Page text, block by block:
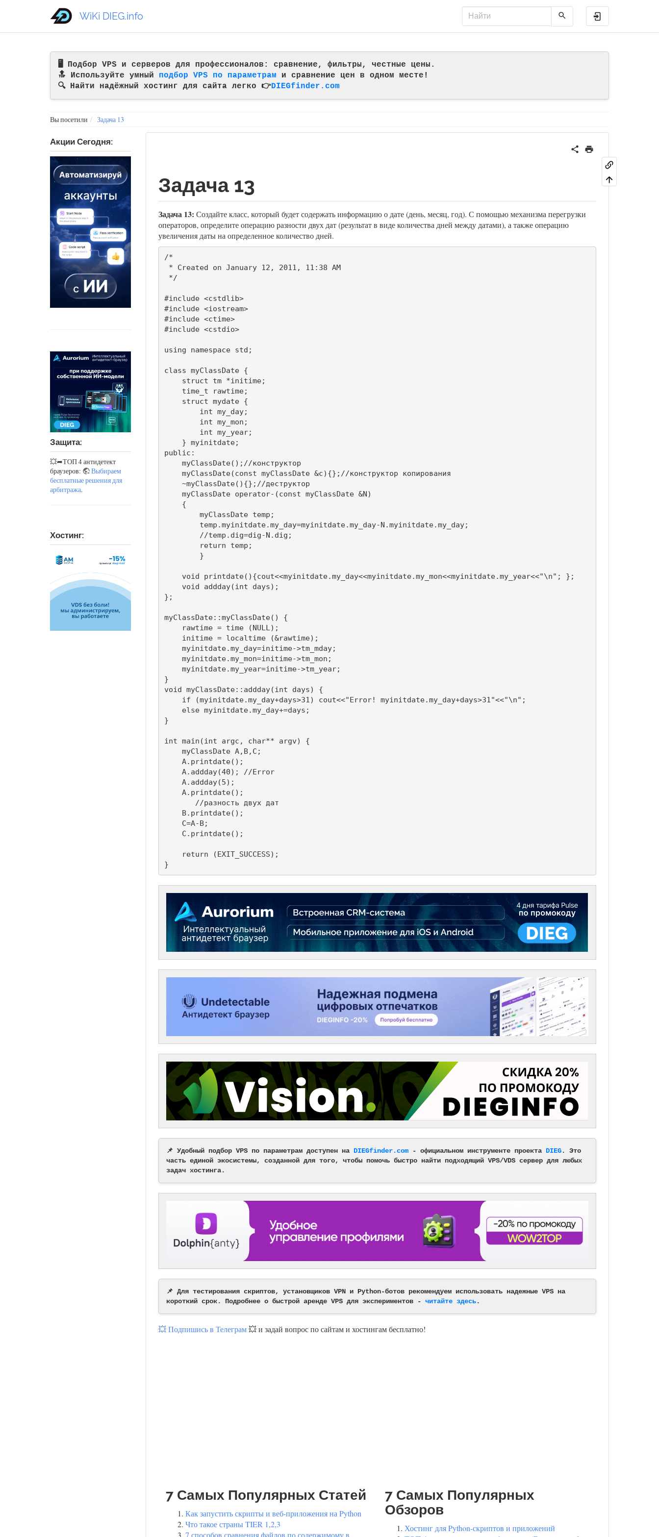
🖥️ Подбор VPS и серверов для профессионалов: сравнение, фильтры, честные цены.
🔝 Используйте умный подбор VPS по параметрам и сравнение цен в одном месте!
🔍 Найти надёжный хостинг для сайта легко 👉DIEGfinder.com
WiKi DIEG.info
Вы посетили Задача 13
Акции Сегодня:
Защита:
💥➦ТОП 4 антидетект
браузеров:
Выбираем
бесплатные решения для
арбитража.
Хостинг:
Задача 13
Задача 13: Создайте класс, который будет содержать информацию о дате (день, месяц, год). С помощью механизма перегрузки
операторов, определите операцию разности двух дат (результат в виде количества дней между датами), а также операцию
увеличения даты на определенное количество дней.
/*
* Created on January 12, 2011, 11:38 AM
*/
#include <cstdlib>
#include <iostream>
#include <ctime>
#include <cstdio>
using namespace std;
class myClassDate {
    struct tm *initime;
    time_t rawtime;
    struct mydate {
        int my_day;
        int my_mon;
        int my_year;
    } myinitdate;
public:
    myClassDate();//конструктор
    myClassDate(const myClassDate &c){};//конструктор копирования
    ~myClassDate(){};//деструктор
    myClassDate operator-(const myClassDate &N)
    {
        temp.myinitdate.my_day=myinitdate.my_day-N.myinitdate.my_day;
    void printdate(){cout<<myinitdate.my_day<<myinitdate.my_mon<<myinitdate.my_year<<"\n"; };
    void addday(int days);
};
myClassDate::myClassDate() {
    rawtime = time (NULL);
    initime = localtime (&rawtime);
    myinitdate.my_day=initime->tm_mday;
    myinitdate.my_mon=initime->tm_mon;
    myinitdate.my_year=initime->tm_year;
}
void myClassDate::addday(int days) {
    if (myinitdate.my_day+days>31) cout<<"Error! myinitdate.my_day+days>31"<<"\n";
    else myinitdate.my_day+=days;
}
int main(int argc, char** argv) {
    myClassDate A,B,C;
    A.printdate();
    A.addday(40); //Error
    A.addday(5);
    A.printdate();
       //разность двух дат
    B.printdate();
    C=A-B;
    C.printdate();
    return (EXIT_SUCCESS);
}
📌 Удобный подбор VPS по параметрам доступен на DIEGfinder.com - официальном инструменте проекта DIEG. Это
часть единой экосистемы, созданной для того, чтобы помочь быстро найти подходящий VPS/VDS сервер для любых
задач хостинга.
📌 Для тестирования скриптов, установщиков VPN и Python-ботов рекомендуем использовать надежные VPS на
короткий срок. Подробнее о быстрой аренде VPS для экспериментов - читайте здесь.
💥 Подпишись в Телеграм💥 и задай вопрос по сайтам и хостингам бесплатно!
7 Самых Популярных Статей
Как запустить скрипты и веб-приложения на Python
Что такое страны TIER 1,2,3
7 способов сравнения файлов по содержимому в
7 Самых Популярных
Обзоров
Хостинг для Python-скриптов и приложений